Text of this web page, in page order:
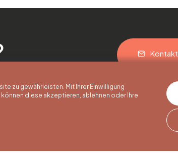
Kontakt
zu gewährleisten. Mit Ihrer Einwilligung
diese akzeptieren, ablehnen oder Ihre